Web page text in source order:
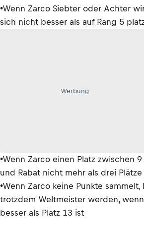
•Wenn Zarco Siebter oder Achter
sich nicht besser als auf Rang 5
Werbung
•Wenn Zarco einen Platz zwischen
und Rabat nicht mehr als drei
•Wenn Zarco keine Punkte sammelt,
trotzdem Weltmeister werden,
besser als Platz 13 ist